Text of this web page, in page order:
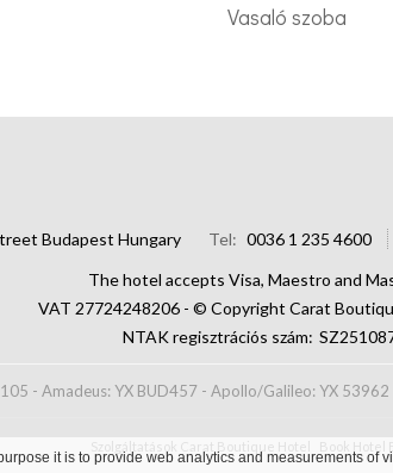
Vasaló szoba
Budapest Hungary Tel 0036 1 235 4600
The hotel accepts Visa, Maestro and
VAT 27724248206 - © Copyright Carat
NTAK regisztrációs szám
- Amadeus: YX BUD457 - Apollo/Galileo: YX
Szolgáltatások Carat Boutique Hotel Book Hotel
it is to provide web analytics and measurements